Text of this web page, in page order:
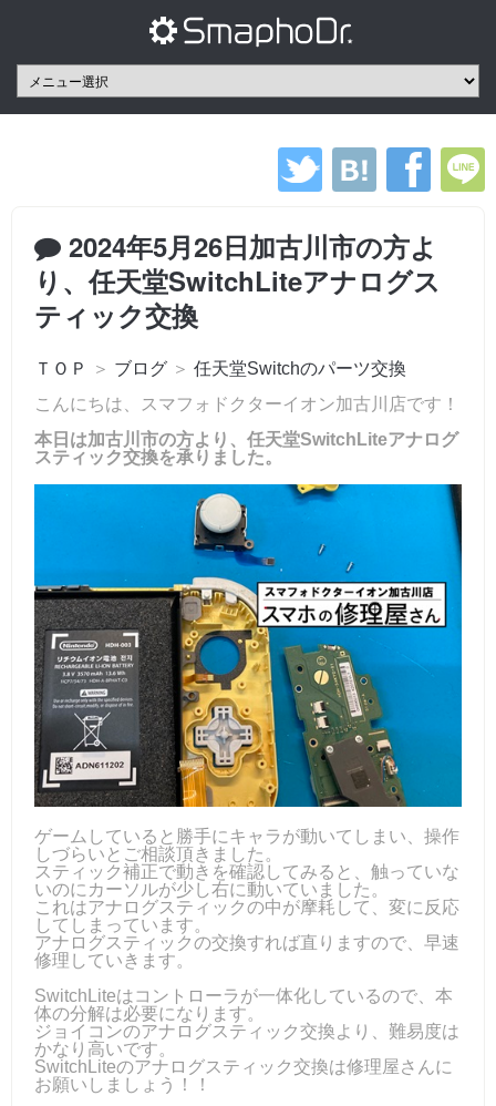
2024年5月26日加古川市の方よ
り、任天堂SwitchLiteアナログス
ティック交換
ＴＯＰ ＞ ブログ ＞ 任天堂Switchのパーツ交換
こんにちは、スマフォドクターイオン加古川店です！
本日は加古川市の方より、任天堂SwitchLiteアナログ
スティック交換を承りました。
ゲームしていると勝手にキャラが動いてしまい、操作
しづらいとご相談頂きました。
スティック補正で動きを確認してみると、触っていな
いのにカーソルが少し右に動いていました。
これはアナログスティックの中が摩耗して、変に反応
してしまっています。
アナログスティックの交換すれば直りますので、早速
修理していきます。
SwitchLiteはコントローラが一体化しているので、本
体の分解は必要になります。
ジョイコンのアナログスティック交換より、難易度は
かなり高いです。
SwitchLiteのアナログスティック交換は修理屋さんに
お願いしましょう！！